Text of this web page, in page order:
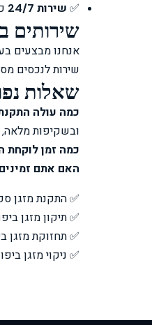
✅ שירות 24/7
שירותים
שירות לנכסים
שאלות
כמה עולה
ובשקיפות
כמה זמן לוקחת
האם אתם זמינים
✅ התקנת מזגן
✅ תיקון מזגן
✅ תחזוקת מזגן
✅ ניקוי מזגן ביפו
Clim Tel Aviv
זמין עכשיו • עונה תוך דקות